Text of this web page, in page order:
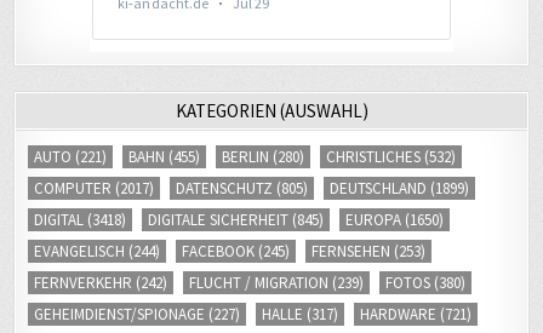
KATEGORIEN (AUSWAHL)
AUTO (221) BAHN (455) BERLIN (280) CHRISTLICHES (532)
COMPUTER (2017) DATENSCHUTZ (805) DEUTSCHLAND (1899)
DIGITAL (3418) DIGITALE SICHERHEIT (845) EUROPA (1650)
EVANGELISCH (244) FACEBOOK (245) FERNSEHEN (253)
FERNVERKEHR (242) FLUCHT / MIGRATION (239) FOTOS (380)
GEHEIMDIENST/SPIONAGE (227) HALLE (317) HARDWARE (721)